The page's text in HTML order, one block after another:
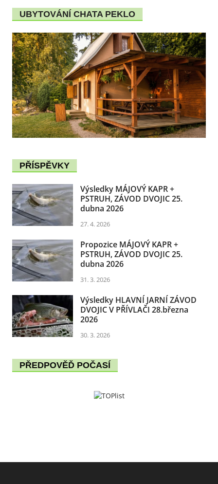
UBYTOVÁNÍ CHATA PEKLO
PŘÍSPĚVKY
Výsledky MÁJOVÝ KAPR +
PSTRUH, ZÁVOD DVOJIC 25.
dubna 2026
27. 4. 2026
Propozice MÁJOVÝ KAPR +
PSTRUH, ZÁVOD DVOJIC 25.
dubna 2026
31. 3. 2026
Výsledky HLAVNÍ JARNÍ ZÁVOD
DVOJIC V PŘÍVLAČI 28.března
2026
30. 3. 2026
PŘEDPOVĚĎ POČASÍ